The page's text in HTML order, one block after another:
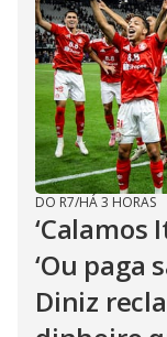
DO R7/HÁ 3 HORAS
‘Calamos
‘Ou paga
Diniz